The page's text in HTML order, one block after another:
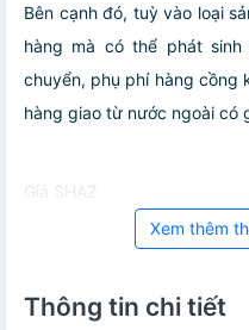
Bên cạnh đó, tuỳ vào loại
hàng mà có thể phát
chuyển, phụ phí hàng cồng
hàng giao từ nước ngoài có
Giá SHAZ
Xem thêm
Thông tin chi tiết